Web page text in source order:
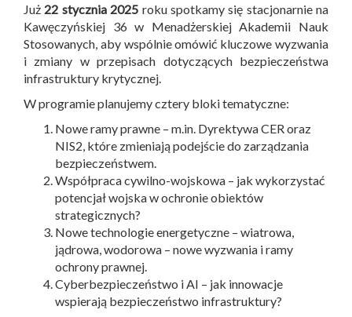
Już 22 stycznia 2025 roku spotkamy się stacjonarnie na
Kawęczyńskiej 36 w Menadżerskiej Akademii Nauk
Stosowanych, aby wspólnie omówić kluczowe wyzwania
i zmiany w przepisach dotyczących bezpieczeństwa
infrastruktury krytycznej.
W programie planujemy cztery bloki tematyczne:
Nowe ramy prawne – m.in. Dyrektywa CER oraz
NIS2, które zmieniają podejście do zarządzania
bezpieczeństwem.
Współpraca cywilno-wojskowa – jak wykorzystać
potencjał wojska w ochronie obiektów
strategicznych?
Nowe technologie energetyczne – wiatrowa,
jądrowa, wodorowa – nowe wyzwania i ramy
ochrony prawnej.
Cyberbezpieczeństwo i AI – jak innowacje
wspierają bezpieczeństwo infrastruktury?